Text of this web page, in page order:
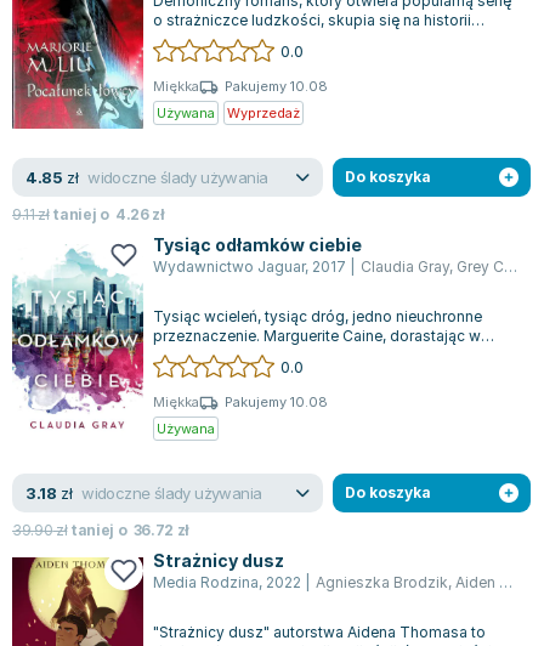
o strażniczce ludzkości, skupia się na historii
Maxine Kiss, kobietą z wyjątkowym...
0.0
Miękka
Pakujemy 10.08
Używana
Wyprzedaż
4.85 zł widoczne ślady używania
9.11złtaniej o 4.26zł
Do koszyka
Tysiąc odłamków ciebie
Wydawnictwo Jaguar, 2017 Claudia Gray, Grey Claudia
Tysiąc wcieleń, tysiąc dróg, jedno nieuchronne
przeznaczenie. Marguerite Caine, dorastając w
rodzinie wybitnych fizyków, od najmło...
0.0
Miękka
Pakujemy 10.08
Używana
3.18 zł widoczne ślady używania
39.90złtaniej o 36.72 zł
Do koszyka
Strażnicy dusz
Media Rodzina, 2022 Agnieszka Brodzik, Aiden Thomas
"Strażnicy dusz" autorstwa Aidena Thomasa to